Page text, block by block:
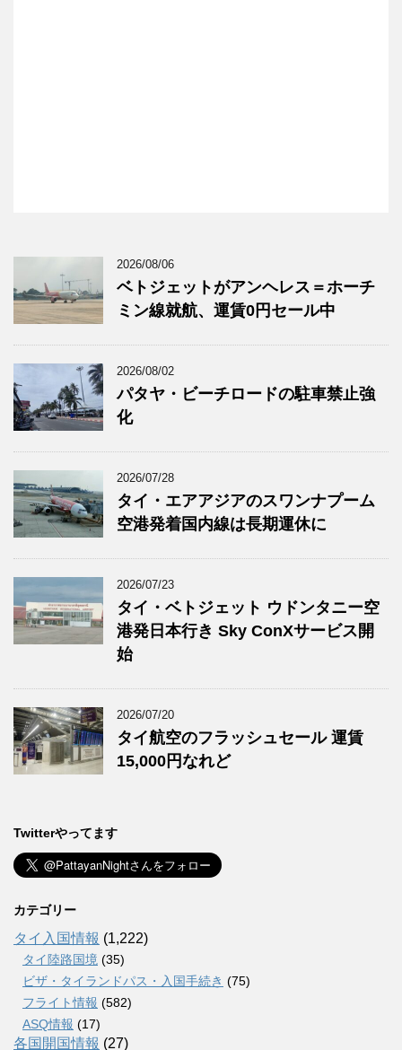
2026/08/06
ベトジェットがアンヘレス＝ホーチ
ミン線就航、運賃0円セール中
2026/08/02
パタヤ・ビーチロードの駐車禁止強
化
2026/07/28
タイ・エアアジアのスワンナプーム
空港発着国内線は長期運休に
2026/07/23
タイ・ベトジェット ウドンタニー空
港発日本行き Sky ConXサービス開
始
2026/07/20
タイ航空のフラッシュセール 運賃
15,000円なれど
Twitterやってます
カテゴリー
タイ入国情報 (1,222)
タイ陸路国境 (35)
ビザ・タイランドパス・入国手続き (75)
フライト情報 (582)
ASQ情報 (17)
各国開国情報 (27)